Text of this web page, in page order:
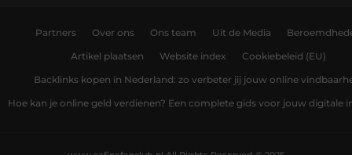
Partners Over ons Ons team Uit de Media
Artikel plaatsen Website index Cookiebeleid (EU)
Backlinks kopen in Nederland: zo verbeter jij jouw online
Hoe kan je online geld verdienen? Een complete gids voor jouw digitale